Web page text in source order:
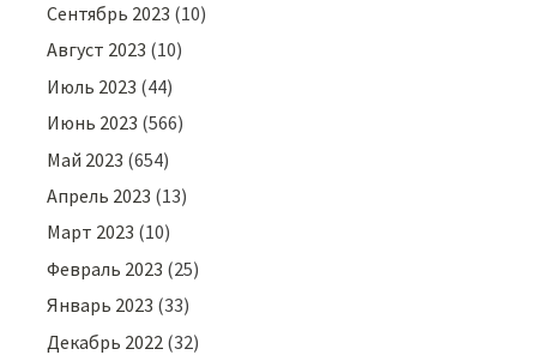
Сентябрь 2023 (10)
Август 2023 (10)
Июль 2023 (44)
Июнь 2023 (566)
Май 2023 (654)
Апрель 2023 (13)
Март 2023 (10)
Февраль 2023 (25)
Январь 2023 (33)
Декабрь 2022 (32)